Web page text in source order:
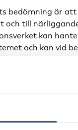
bedömning är
och till
kan
och kan vid
är en flexibel
större eller mer
kapaciteten